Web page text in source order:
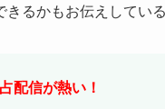
るかもお伝えしてい
配信が熱い！